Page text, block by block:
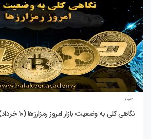
اخبار
نگاهی کلی به وضعیت بازار امروز رمزارزها (10 خرداد)